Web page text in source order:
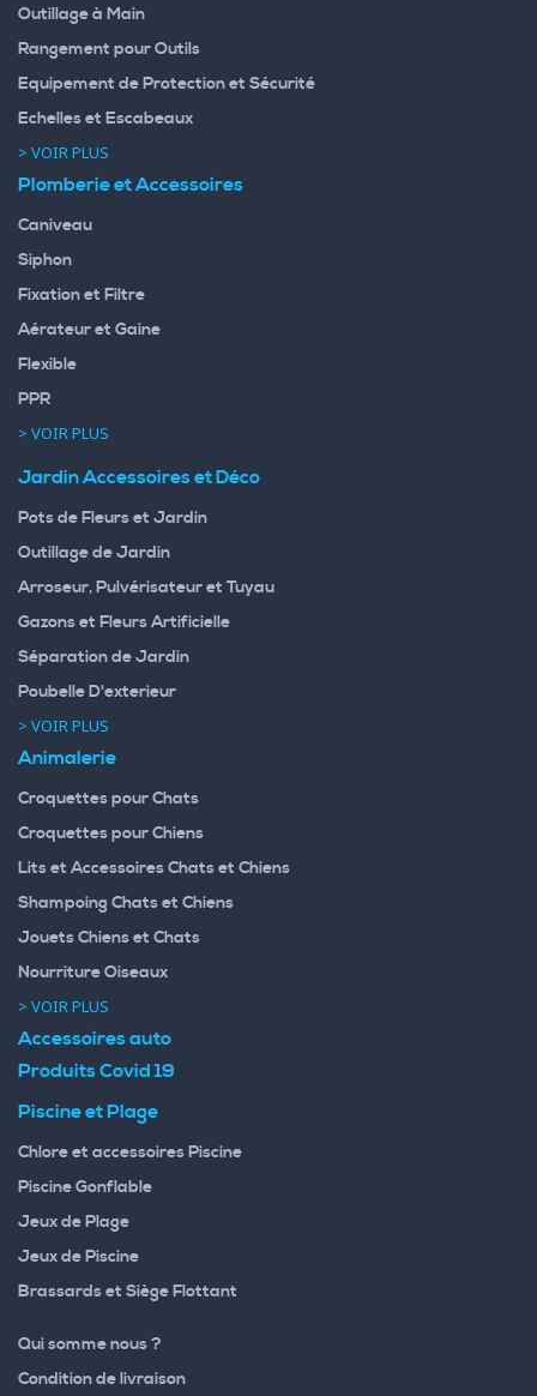
Outillage à Main
Rangement pour Outils
Equipement de Protection et Sécurité
Echelles et Escabeaux
> VOIR PLUS
Plomberie et Accessoires
Caniveau
Siphon
Fixation et Filtre
Aérateur et Gaine
Flexible
PPR
> VOIR PLUS
Jardin Accessoires et Déco
Pots de Fleurs et Jardin
Outillage de Jardin
Arroseur, Pulvérisateur et Tuyau
Gazons et Fleurs Artificielle
Séparation de Jardin
Poubelle D'exterieur
> VOIR PLUS
Animalerie
Croquettes pour Chats
Croquettes pour Chiens
Lits et Accessoires Chats et Chiens
Shampoing Chats et Chiens
Jouets Chiens et Chats
Nourriture Oiseaux
> VOIR PLUS
Accessoires auto
Produits Covid 19
Piscine et Plage
Chlore et accessoires Piscine
Piscine Gonflable
Jeux de Plage
Jeux de Piscine
Brassards et Siège Flottant
Qui somme nous ?
Condition de livraison